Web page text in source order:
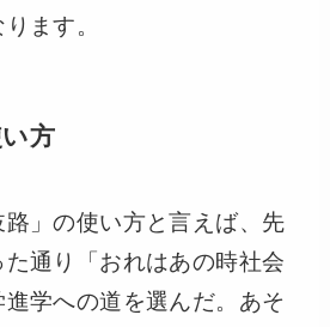
ます。
方
」の使い方と言えば、先
通り「おれはあの時社会
学への道を選んだ。あそ